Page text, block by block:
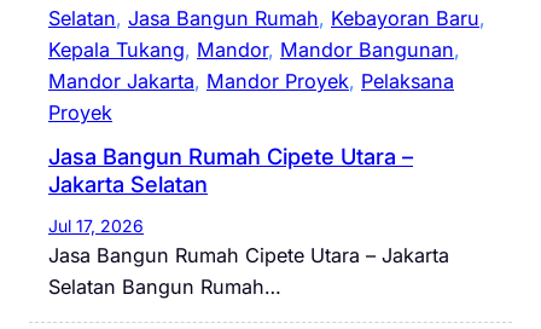
Selatan, Jasa Bangun Rumah, Kebayoran Baru
Kepala Tukang, Mandor, Mandor Bangunan
Mandor Jakarta, Mandor Proyek, Pelaksana
Proyek
Jasa Bangun Rumah Cipete Utara –
Jakarta Selatan
Jul 17, 2026
Jasa Bangun Rumah Cipete Utara – Jakarta
Selatan Bangun Rumah…